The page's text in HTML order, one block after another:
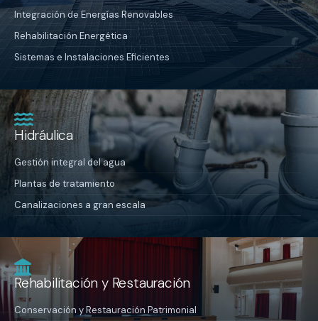
Integración de Energías Renovables
Rehabilitación Energética
Sistemas e Instalaciones Eficientes
Hidráulica
Gestión integral del agua
Plantas de tratamiento
Canalizaciones a gran escala
Rehabilitación y Restauración
Conservación y Restauración Patrimonial